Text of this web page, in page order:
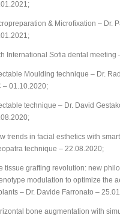
& Microfixation – Dr.
International Sofia dental meeting
Moulding technique – Dr.
– 01.10.2020;
technique – Dr. David
trends in facial esthetics with
technique – 22.08.2020;
tissue grafting revolution: new
modulation to optimize the
– Dr. Davide Farronato –
bone augmentation with